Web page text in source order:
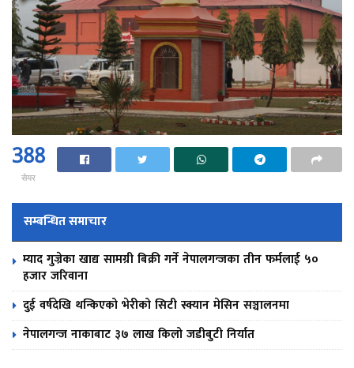
388
सेयर
सम्बन्धित समाचार
म्याद गुज्रेका खाद्य सामग्री बिक्री गर्ने नेपालगन्जका तीन फर्मलाई ५०
हजार जरिवाना
दुई वर्षदेखि थन्किएको भेरीको सिटी स्क्यान मेसिन सञ्चालनमा
नेपालगन्ज नाकाबाट ३७ लाख किलो जडीबुटी निर्यात